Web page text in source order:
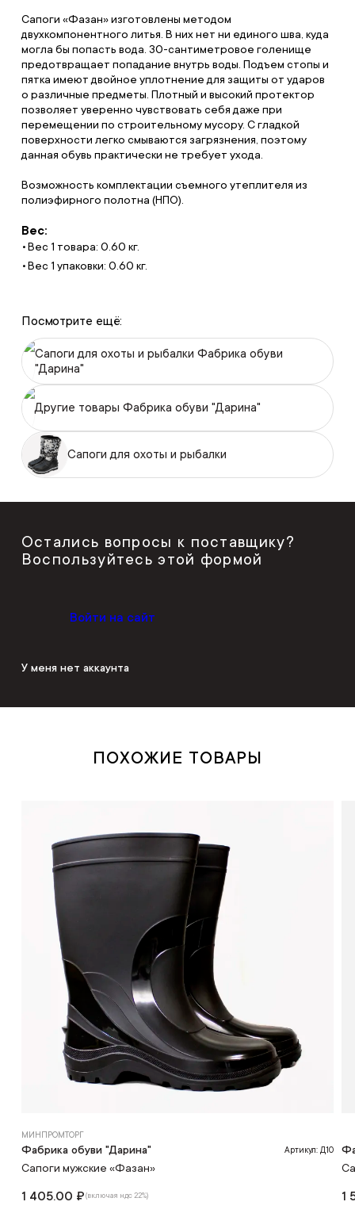
Сапоги «Фазан» изготовлены методом
двухкомпонентного литья. В них нет ни единого шва, куда
могла бы попасть вода. 30-сантиметровое голенище
предотвращает попадание внутрь воды. Подъем стопы и
пятка имеют двойное уплотнение для защиты от ударов
о различные предметы. Плотный и высокий протектор
позволяет уверенно чувствовать себя даже при
перемещении по строительному мусору. С гладкой
поверхности легко смываются загрязнения, поэтому
данная обувь практически не требует ухода.
Возможность комплектации съемного утеплителя из
полиэфирного полотна (НПО).
Вес:
Вес 1 товара: 0.60 кг.
Вес 1 упаковки: 0.60 кг.
Посмотрите ещё:
Сапоги для охоты и рыбалки Фабрика обуви
"Дарина"
Другие товары Фабрика обуви "Дарина"
Сапоги для охоты и рыбалки
Остались вопросы к поставщику?
Воспользуйтесь этой формой
Войти на сайт
У меня нет аккаунта
ПОХОЖИЕ ТОВАРЫ
МИНПРОМТОРГ
Фабрика обуви "Дарина" Артикул: Д10
Сапоги мужские «Фазан»
1 405.00 ₽(включая ндс 22%) 1